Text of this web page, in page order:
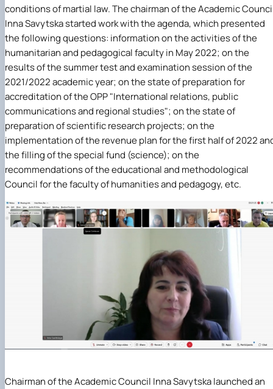
Іноземні мови
Працевлаштування
Їдальні та буфети
Студентські квитки
Центр вивчення мов
Психологічна підтримка
Інклюзивне середовище
Рада молодих вчених
Наукові школи
Стартап школа НУБіП України
Методичні рекомендації, пам'ятки
Форми документів
Патентно-ліцензійна діяльність
ЦКНО «Агропромисловий комплекс, лісове і
садово-паркове господарство, ветеринарна
медицина»
Біоетична комісія
Наукові видання
Досліднику та автору
Наукові журнали НУБіП України
Наукові журнали НУБіП України (English)
Пам'ятка про проведення науково-
заходів
Порядок планування та організації
проведення НТЗ
Результати науково-технічних заходів
Монографії
Наука для бізнесу
«SEB-2024»
«SEB-2025»
Наглядова рада
Рада роботодавців
Благодійний фонд «Голосіївська ініціатива
2020»
Історія університету
Видатні випускники та працівники
Звіт ректора
Пам'яті захисників України
Почесні доктори і професори НУБіП України
Пресслужба
Університетський кур'єр
Вибори ректора
Програма розвитку університету
ініціатива – 2025»
Доступ до публічної інформації
Державні закупівлі
Офіційна символіка
Антикорупційні заходи
Уповноважена особа з питань запобігання
виявлення корупції
Положення про антикорупційного
уповноваженого НУБіП України
Національні нормативно-правові акти
Нормативно-правові акти НУБіП України
Інформаційні ресурси НАЗК
Методичні роз’яснення НАЗК
Антикорупційні заходи
Гендерна радниця
Контактна інформація
conditions of martial law. The chairman of the Academic
Inna Savytska started work with the agenda, which presented
the following questions: information on the activities of the
humanitarian and pedagogical faculty in May 2022; on the
results of the summer test and examination session of the
2021/2022 academic year; on the state of preparation for
accreditation of the OPP "International relations, public
communications and regional studies"; on the state of
preparation of scientific research projects; on the
implementation of the revenue plan for the first half of 2022
the filling of the special fund (science); on the
recommendations of the educational and methodological
Council for the faculty of humanities and pedagogy, etc.
Chairman of the Academic Council Inna Savytskalaunched an